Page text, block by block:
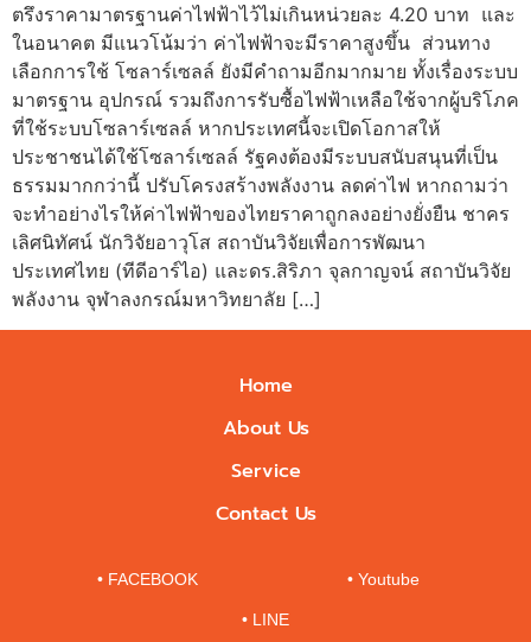
ตรึงราคามาตรฐานค่าไฟฟ้าไว้ไม่เกินหน่วยละ 4.20 บาท และ
ในอนาคต มีแนวโน้มว่า ค่าไฟฟ้าจะมีราคาสูงขึ้น ส่วนทาง
เลือกการใช้ โซลาร์เซลล์ ยังมีคำถามอีกมากมาย ทั้งเรื่องระบบ
มาตรฐาน อุปกรณ์ รวมถึงการรับซื้อไฟฟ้าเหลือใช้จากผู้บริโภค
ที่ใช้ระบบโซลาร์เซลล์ หากประเทศนี้จะเปิดโอกาสให้
ประชาชนได้ใช้โซลาร์เซลล์ รัฐคงต้องมีระบบสนับสนุนที่เป็น
ธรรมมากกว่านี้ ปรับโครงสร้างพลังงาน ลดค่าไฟ หากถามว่า
จะทำอย่างไรให้ค่าไฟฟ้าของไทยราคาถูกลงอย่างยั่งยืน ชาคร
เลิศนิทัศน์ นักวิจัยอาวุโส สถาบันวิจัยเพื่อการพัฒนา
ประเทศไทย (ทีดีอาร์ไอ) และดร.สิริภา จุลกาญจน์ สถาบันวิจัย
พลังงาน จุฬาลงกรณ์มหาวิทยาลัย […]
Home
About Us
Service
Contact Us
• FACEBOOK • Youtube
• LINE